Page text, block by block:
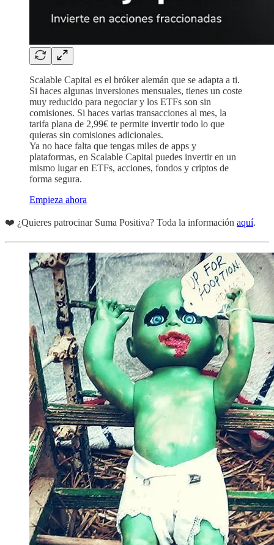
Scalable Capital es el bróker alemán que se adapta a ti.
Si haces algunas inversiones mensuales, tienes un coste
muy reducido para negociar y los ETFs son sin
comisiones. Si haces varias transacciones al mes, la
tarifa plana de 2,99€ te permite invertir todo lo que
quieras sin comisiones adicionales.
Ya no hace falta que tengas miles de apps y
plataformas, en Scalable Capital puedes invertir en un
mismo lugar en ETFs, acciones, fondos y criptos de
forma segura.
Empieza ahora
❤️ ¿Quieres patrocinar Suma Positiva? Toda la información aquí.